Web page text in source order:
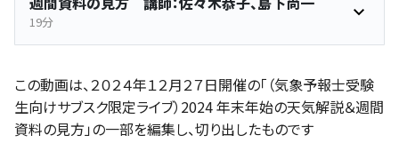
19分
この動画は、２０２４年１２月２７日開催の「（気象予報士受験
生向けサブスク限定ライブ）2024 年末年始の天気解説＆週間
資料の見方」の一部を編集し、切り出したものです